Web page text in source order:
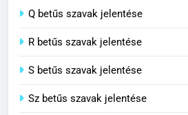
Centenárium
Q betűs szavak jelentése
R betűs szavak jelentése
S betűs szavak jelentése
Sz betűs szavak jelentése